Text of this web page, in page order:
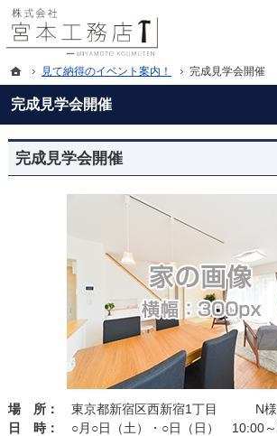
完成見学会開催
プロの目線からご提案。富山県南砺市・砺波市・小矢
富山県南砺市・砺波市・小矢部市の新築・注文住宅・
完成見学会開催
場 所：
東京都新宿区西新宿1丁目 N様
日 時：
○月○日（土）・○日（日） 10:00
ホーム
見て納得のイベント案内！ 完成見学会開催